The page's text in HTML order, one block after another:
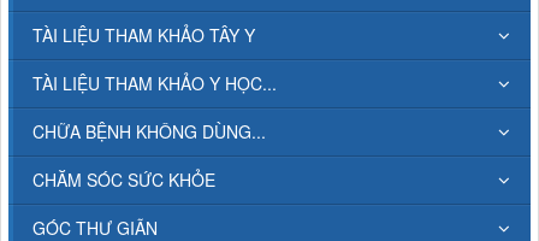
TÀI LIỆU THAM KHẢO TÂY Y
TÀI LIỆU THAM KHẢO Y HỌC...
CHỮA BỆNH KHÔNG DÙNG...
CHĂM SÓC SỨC KHỎE
GÓC THƯ GIÃN